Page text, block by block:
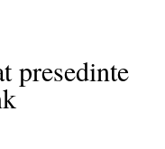
presedinte